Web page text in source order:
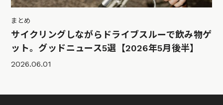
まとめ
サイクリングしながらドライブスルーで飲み物ゲ
ット。グッドニュース5選【2026年5月後半】
2026.06.01